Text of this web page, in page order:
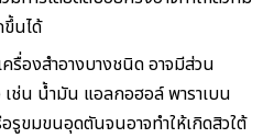
นได้
ครื่องสำอางบางชนิด อาจมีส่วน
เช่น น้ำมัน แอลกอฮอล์ พาราเบน
อรูขมขนอุดตันจนอาจทำให้เกิดสิวใต้